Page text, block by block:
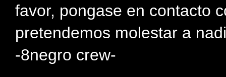
favor, pongase en contacto
pretendemos molestar a
-8negro crew-